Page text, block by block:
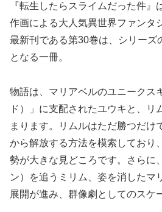
『転生したらスライムだった件
作画による大人気異世界ファンタ
最新刊である第30巻は、シリーズ
となる一冊。
物語は、マリアベルのユニークス
ド）」に支配されたユウキと、リ
まります。リムルはただ勝つだけ
から解放する方法を模索しており
勢が大きな見どころです。さらに
ン）を追うミリム、姿を消したマ
展開が進み、群像劇としてのスケ